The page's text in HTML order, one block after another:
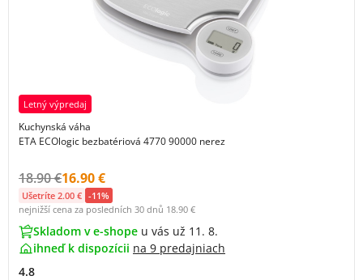
Letný výpredaj
Kuchynská váha
ETA ECOlogic bezbatériová 4770 90000 nerez
Původní cena s DPH:
18.90 €Cena s DPH:
16.90 €
Ušetríte 2.00 € -11%
nejnižší cena za posledních 30 dnů 18.90 €
Skladom v e-shope u vás už 11. 8.
ihneď k dispozícii na 9 predajniach
4.8